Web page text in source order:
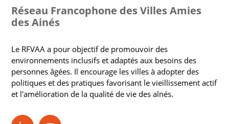
Réseau Francophone des Villes Amies
des Ainés
Le RFVAA a pour objectif de promouvoir des
environnements inclusifs et adaptés aux besoins des
personnes âgées. Il encourage les villes à adopter des
politiques et des pratiques favorisant le vieillissement actif
et l'amélioration de la qualité de vie des aînés.